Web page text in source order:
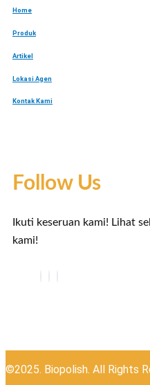
Home
Produk
Artikel
Lokasi Agen
Kontak Kami
Follow Us
Ikuti keseruan kami! Lihat
kami!
©2025. Biopolish. All Rights